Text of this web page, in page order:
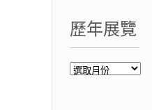
歷年展覽
歷